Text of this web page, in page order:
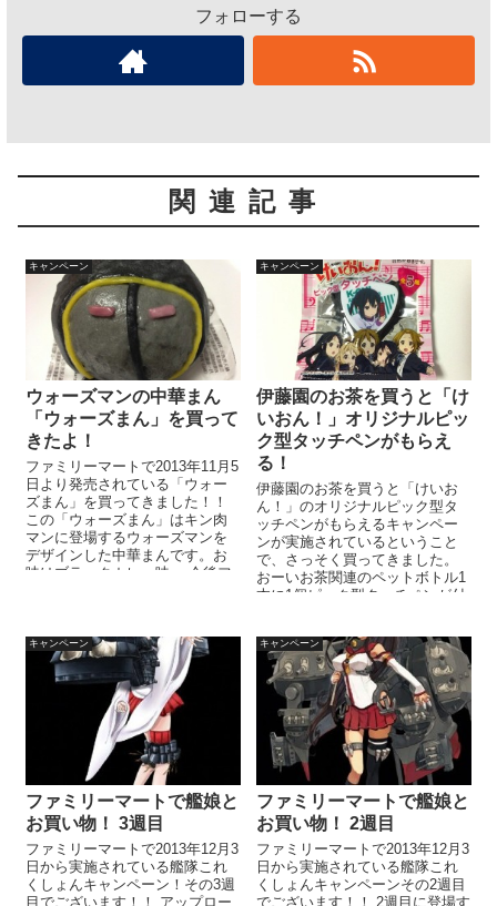
フォローする
関連記事
キャンペーン
ウォーズマンの中華まん
「ウォーズまん」を買って
きたよ！
ファミリーマートで2013年11月5
日より発売されている「ウォー
ズまん」を買ってきました！！
この「ウォーズまん」はキン肉
マンに登場するウォーズマンを
デザインした中華まんです。お
味はブラックカレー味。 今後フ
キャンペーン
伊藤園のお茶を買うと「け
いおん！」オリジナルピッ
ク型タッチペンがもらえ
る！
伊藤園のお茶を買うと「けいお
ん！」のオリジナルピック型タ
ッチペンがもらえるキャンペー
ンが実施されているということ
で、さっそく買ってきました。
おーいお茶関連のペットボトル1
本に1個ピック型タッチペンが付
キャンペーン
ファミリーマートで艦娘と
お買い物！ 3週目
ファミリーマートで2013年12月3
日から実施されている艦隊これ
くしょんキャンペーン！その3週
目でございます！！ アップロー
キャンペーン
ファミリーマートで艦娘と
お買い物！ 2週目
ファミリーマートで2013年12月3
日から実施されている艦隊これ
くしょんキャンペーンその2週目
でございます！！ 2週目に登場す